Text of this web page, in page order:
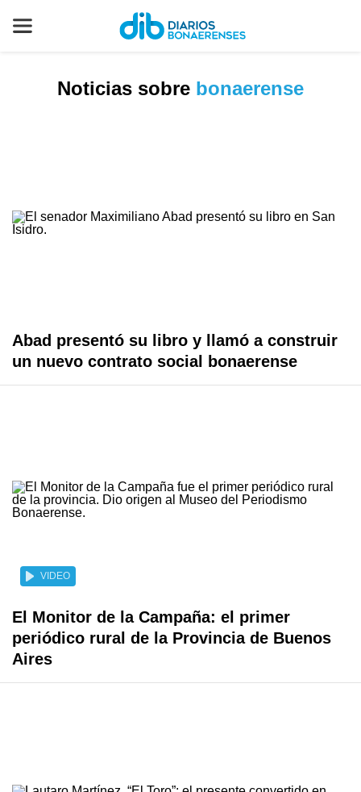
Noticias sobre bonaerense
Abad presentó su libro y llamó a construir
un nuevo contrato social bonaerense
VIDEO
El Monitor de la Campaña: el primer
periódico rural de la Provincia de Buenos
Aires